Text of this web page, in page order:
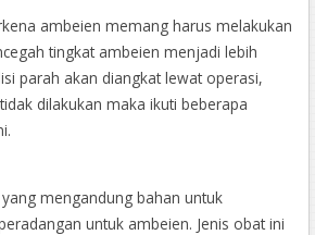
ambeien memang harus melakukan
tingkat ambeien menjadi lebih
parah akan diangkat lewat operasi,
dilakukan maka ikuti beberapa
mengandung bahan untuk
untuk ambeien. Jenis obat ini